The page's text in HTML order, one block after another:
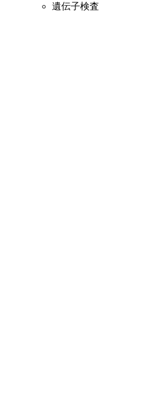
遺伝子検査